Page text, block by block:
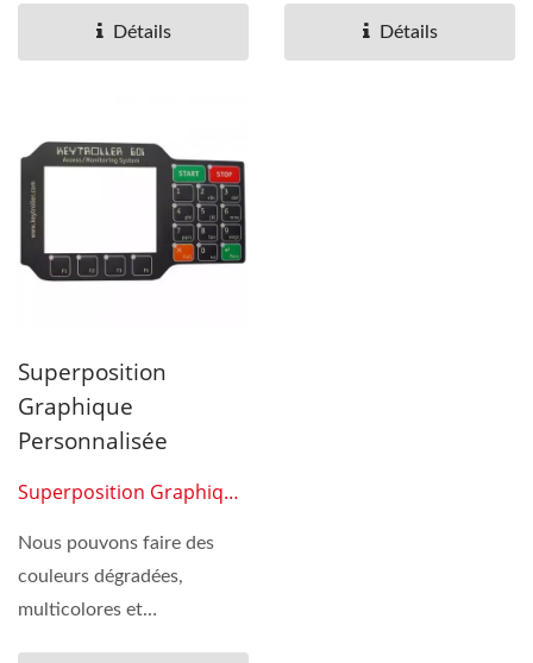
l'abrasion,...Détails
Détails
Superposition
Graphique
Personnalisée
Superposition Graphique
Nous pouvons faire des
couleurs dégradées,
multicolores et